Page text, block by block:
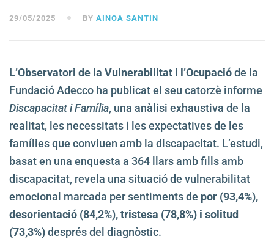
29/05/2025 BY AINOA SANTIN
L’Observatori de la Vulnerabilitat i l’Ocupacióde la
Fundació Adecco ha publicat el seu catorzè informe
Discapacitat i Família, una anàlisi exhaustiva de la
realitat, les necessitats i les expectatives de les
famílies que conviuen amb la discapacitat. L’estudi,
basat en una enquesta a 364 llars amb fills amb
discapacitat, revela una situació de vulnerabilitat
emocional marcada per sentiments de por (93,4%),
desorientació (84,2%), tristesa (78,8%) i solitud
(73,3%)després del diagnòstic.